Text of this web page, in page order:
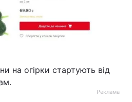
на огірки стартують від
Реклама